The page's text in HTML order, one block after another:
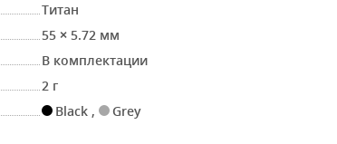
Титан
55 × 5.72 мм
В комплектации
2 г
Black , Grey